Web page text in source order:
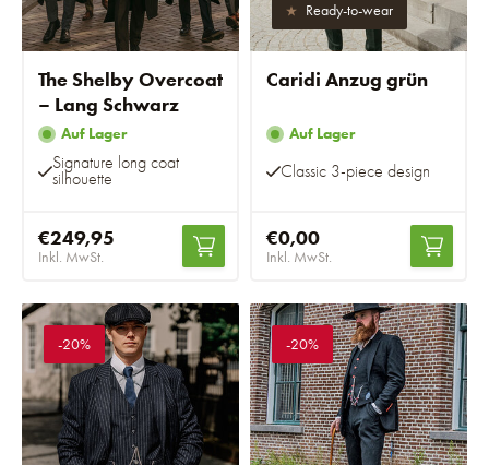
The Shelby Overcoat
– Lang Schwarz
Auf Lager
Signature long coat
silhouette
€249,95
Inkl. MwSt.
Ready-to-wear
Caridi Anzug grün
Auf Lager
Classic 3-piece design
€0,00
Inkl. MwSt.
-20% -20%